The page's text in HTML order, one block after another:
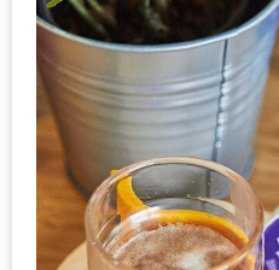
ติดต่อ
อ้วน
ติดต่อ
น้า
อ้วน